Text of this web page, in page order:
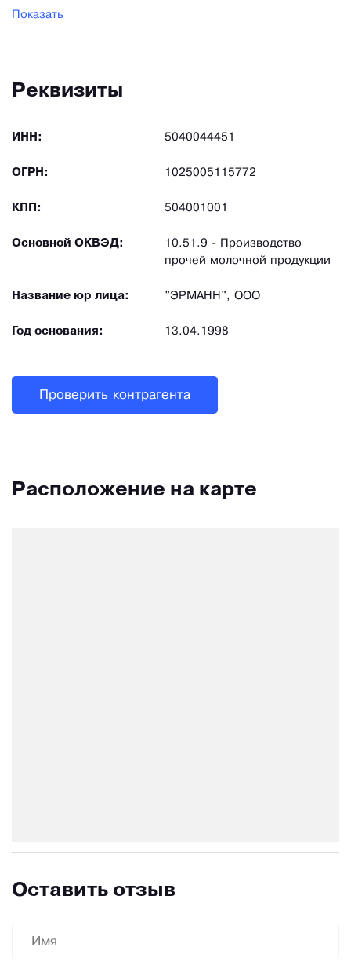
Показать
Реквизиты
ИНН: 5040044451
ОГРН: 1025005115772
КПП: 504001001
Основной ОКВЭД:
10.51.9 - Производство
прочей молочной продукции
Название юр лица: "ЭРМАНН", ООО
Год основания: 13.04.1998
Проверить контрагента
Расположение на карте
Оставить отзыв